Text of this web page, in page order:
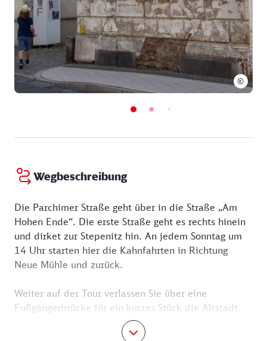
©
Wegbeschreibung
Die Parchimer Straße geht über in die Straße „Am
Hohen Ende“. Die erste Straße geht es rechts hinein
und dirket zur Stepenitz hin. An jedem Sonntag um
14 Uhr starten hier die Kahnfahrten in Richtung
Neue Mühle und zurück.
Weiter auf der Tour verlassen Sie über eine
Fußgängerbrücke für ein kurzes Stück die Altstadt
und folgen der Lotte-Lehmann-Promenade entlang